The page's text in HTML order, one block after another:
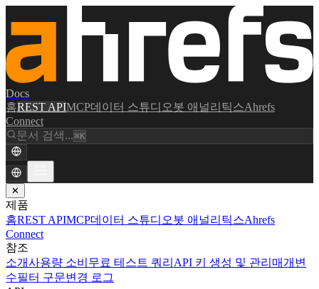
Docs
홈REST APIMCP데이터 스튜디오봇 애널리틱스Ahrefs
Connect
문서 검색...⌘K
✕
제품
홈REST APIMCP데이터 스튜디오봇 애널리틱스Ahrefs
Connect
참조
소개사용량 소비 무료 테스트 쿼리 API 키 생성 및 관리 매개변
수필터 구문변경 로그